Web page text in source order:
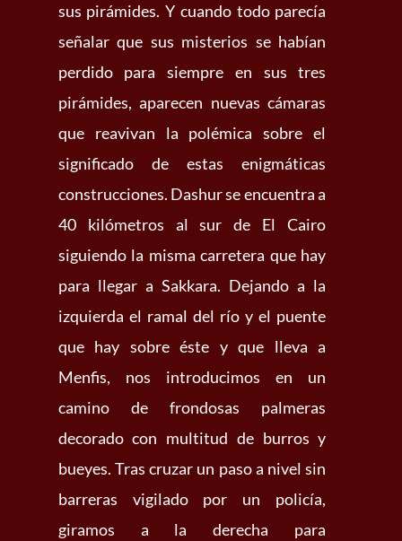
sus pirámides. Y cuando todo parecía
señalar que sus misterios se habían
perdido para siempre en sus tres
pirámides, aparecen nuevas cámaras
que reavivan la polémica sobre el
significado de estas enigmáticas
construcciones. Dashur se encuentra a
40 kilómetros al sur de El Cairo
siguiendo la misma carretera que hay
para llegar a Sakkara. Dejando a la
izquierda el ramal del río y el puente
que hay sobre éste y que lleva a
Menfis, nos introducimos en un
camino de frondosas palmeras
decorado con multitud de burros y
bueyes. Tras cruzar un paso a nivel sin
barreras vigilado por un policía,
giramos a la derecha para